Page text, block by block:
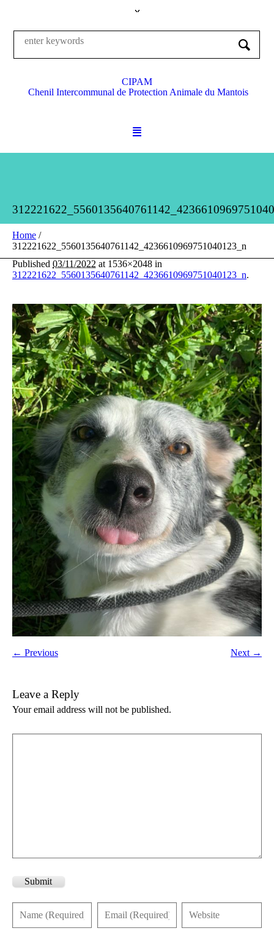
CIPAM
Chenil Intercommunal de Protection Animale du Mantois
Home /
312221622_5560135640761142_4236610969751040123_n
Published 03/11/2022 at 1536×2048 in
312221622_5560135640761142_4236610969751040123_n.
← Previous Next →
Leave a Reply
Your email address will not be published.
Submit